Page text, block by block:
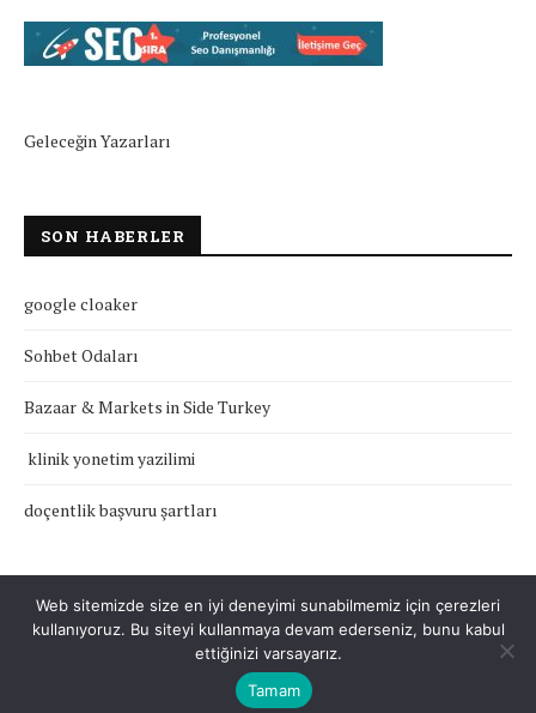
Geleceğin Yazarları
SON HABERLER
google cloaker
Sohbet Odaları
Bazaar & Markets in Side Turkey
klinik yonetim yazilimi
doçentlik başvuru şartları
Gizlilik Politikası Hakkımızda
Tüm Hakları Saklıdır © 2022
Web sitemizde size en iyi deneyimi sunabilmemiz için çerezleri
kullanıyoruz. Bu siteyi kullanmaya devam ederseniz, bunu kabul
ettiğinizi varsayarız.
Tamam